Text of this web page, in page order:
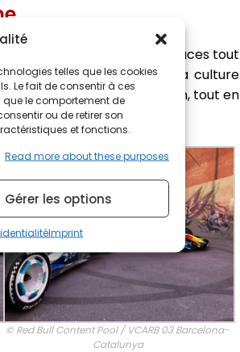
telles que les cookies
Le fait de consentir à ces
le comportement de
ou de retirer son
et fonctions.
Read more about these purposes
Gérer les options
Imprint
habillera ses deux monoplaces tout
le langage visuel de la culture
Coupe du monde, le 11 juin, tout en
spectacle.
© Red Bull Content Pool / VCARB 03 Barcelona-
Catalunya